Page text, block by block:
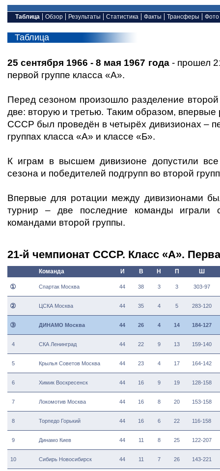
Таблица
Таблица
25 сентября 1966 - 8 мая 1967 года- прошел
первой группе класса «А».
Перед сезоном произошло разделение
две: вторую и третью. Таким образом,
СССР был проведён в четырёх дивизионах –
группах класса «А» и классе «Б».
К играм в высшем дивизионе допустили
сезона и победителей подгрупп во второй
Впервые для ротации между дивизионами
турнир – две последние команды играли
командами второй группы.
21-й чемпионат СССР. Класс «А».
Команда И В Н П Ш
① Спартак Москва 44 38 3 3 303-97
② ЦСКА Москва 44 35 4 5 283-120
③ ДИНАМО Москва 44 26 4 14 184-127
4 СКА Ленинград 44 22 9 13 159-140
5 Крылья Советов Москва 44 23 4 17 164-142
6 Химик Воскресенск 44 16 9 19 128-158
7 Локомотив Москва 44 16 8 20 153-158
8 Торпедо Горький 44 16 6 22 116-158
9 Динамо Киев 44 11 8 25 122-207
10 Сибирь Новосибирск 44 11 7 26 143-221
Обзор Результаты Статистика Факты Трансферы Фото